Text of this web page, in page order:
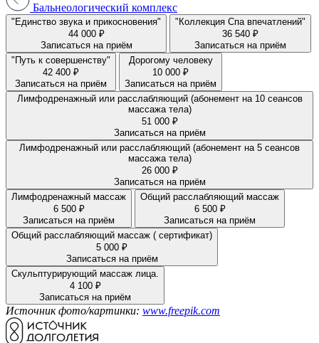
Бальнеологический комплекс
"Единство звука и прикосновения"
44 000 ₽
Записаться на приём
"Коллекция Спа впечатлений"
36 540 ₽
Записаться на приём
"Путь к совершенству"
42 400 ₽
Записаться на приём
Дорогому человеку
10 000 ₽
Записаться на приём
Лимфодренажный или расслабляющий (абонемент на 10 сеансов
массажа тела)
51 000 ₽
Записаться на приём
Лимфодренажный или расслабляющий (абонемент на 5 сеансов
массажа тела)
26 000 ₽
Записаться на приём
Лимфодренажный массаж
6 500 ₽
Записаться на приём
Общий расслабляющий массаж
6 500 ₽
Записаться на приём
Общий расслабляющий массаж ( сертификат)
5 000 ₽
Записаться на приём
Скульптурирующий массаж лица.
4 100 ₽
Записаться на приём
Источник фото/картинки: www.freepik.com